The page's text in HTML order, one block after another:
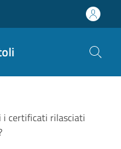
i certificati rilasciati